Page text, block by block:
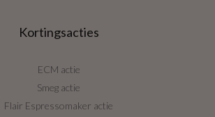
Kortingsacties
ECM actie
Smeg actie
Flair Espressomaker actie